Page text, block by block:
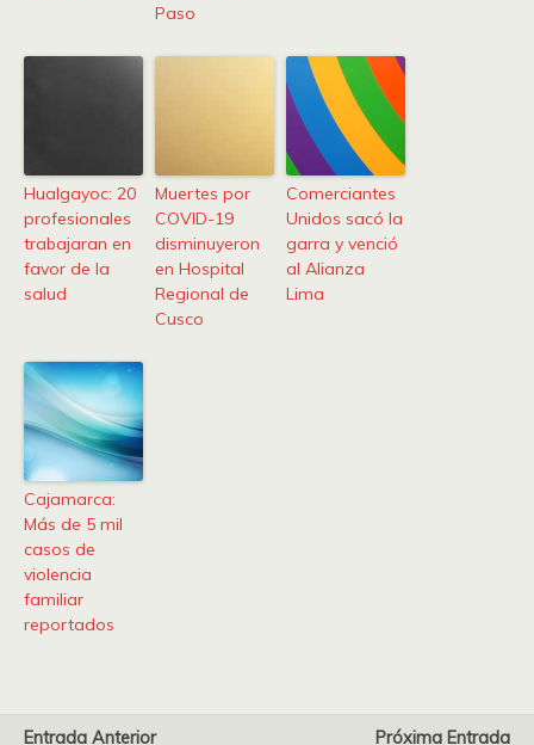
Paso
Hualgayoc: 20
profesionales
trabajaran en
favor de la
salud
Muertes por
COVID-19
disminuyeron
en Hospital
Regional de
Cusco
Comerciantes
Unidos sacó la
garra y venció
al Alianza
Lima
Cajamarca:
Más de 5 mil
casos de
violencia
familiar
reportados
Entrada Anterior Próxima Entrada